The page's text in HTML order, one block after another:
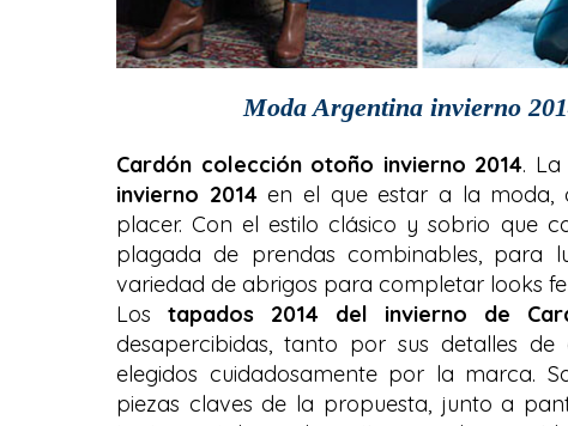
Moda Argentina invierno
Cardón colección otoño invierno 2014.
invierno 2014 en el que estar a la moda,
placer. Con el estilo clásico y sobrio que
plagada de prendas combinables, para
variedad de abrigos para completar looks
Los tapados 2014 del invierno de
desapercibidas, tanto por sus detalles
elegidos cuidadosamente por la marca.
piezas claves de la propuesta, junto a